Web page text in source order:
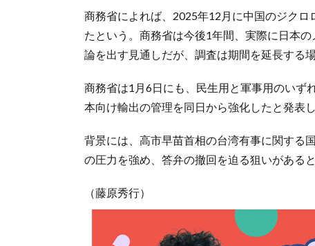
商務省によれば、2025年12月に中国のジク
たという。商務省は今後1年間、実際に日本
論を出す見通しだが、調査は期間を延長する場
商務省は1月6日にも、民生用と軍事用のいず
本向け輸出の管理を同日から強化したと発表し
背景には、高市早苗首相の台湾有事に関する
の圧力を強め、答弁の撤回を迫る狙いがあると
（藤原秀行）